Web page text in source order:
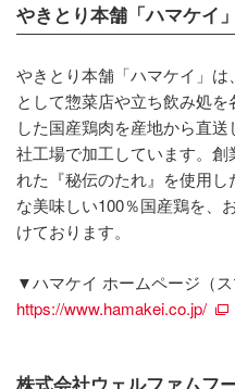
やきとり本舗「ハマケイ
やきとり本舗「ハマケイ」
として惣菜店や立ち飲み処
した国産鶏肉を産地から直
社工場で加工しています。
れた『秘伝のたれ』を使用
な美味しい100％国産鶏を、
けております。
▼ハマケイ ホームページ（ス
https://www.hamakei.co.jp/